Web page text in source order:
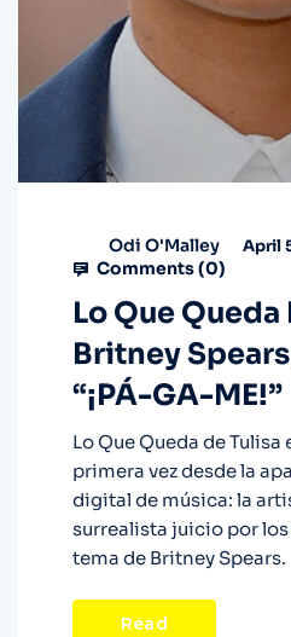
Odi O'Malley April
Comments (0)
Lo Que Queda
Britney
“¡PÁ-GA-ME!”
Lo Que Queda de
primera vez desde la
digital de música: la
surrealista juicio por
tema de Britney Spears.
Read